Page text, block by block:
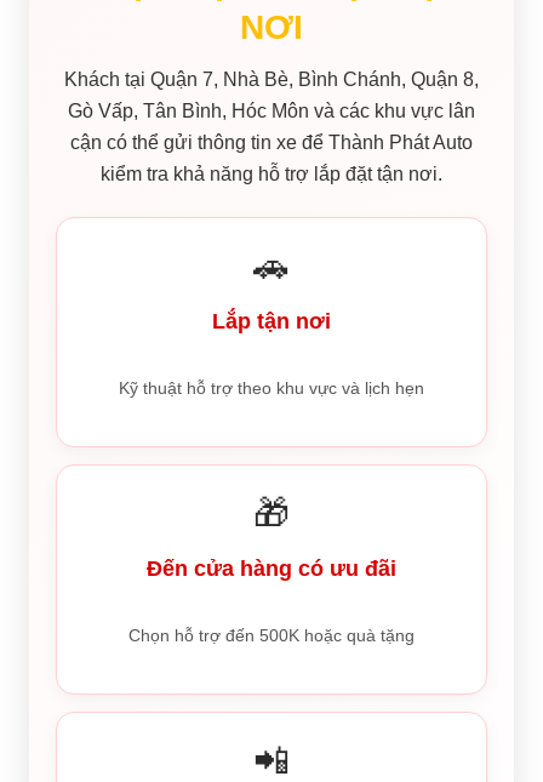
NƠI
Khách tại Quận 7, Nhà Bè, Bình Chánh, Quận 8,
Gò Vấp, Tân Bình, Hóc Môn và các khu vực lân
cận có thể gửi thông tin xe để Thành Phát Auto
kiểm tra khả năng hỗ trợ lắp đặt tận nơi.
🚗
Lắp tận nơi
Kỹ thuật hỗ trợ theo khu vực và lịch hẹn
🎁
Đến cửa hàng có ưu đãi
Chọn hỗ trợ đến 500K hoặc quà tặng
📲